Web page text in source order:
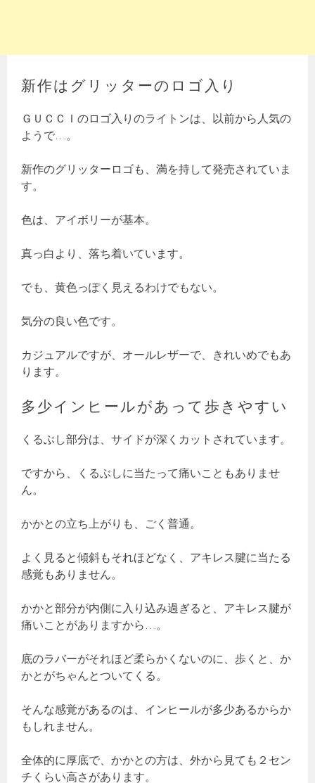
新作はグリッターのロゴ入り
ＧＵＣＣＩのロゴ入りのライトンは、以前から人気の
ようで…。
新作のグリッターロゴも、満を持して発売されていま
す。
色は、アイボリーが基本。
真っ白より、落ち着いています。
でも、黄色っぽく見えるわけでもない。
気分の良い色です。
カジュアルですが、オールレザーで、きれいめでもあ
ります。
多少インヒールがあって歩きやすい
くるぶし部分は、サイドが深くカットされています。
ですから、くるぶしに当たって痛いこともありませ
ん。
かかとの立ち上がりも、ごく普通。
よく見ると傾斜もそれほどなく、アキレス腱に当たる
感覚もありません。
かかと部分が内側に入り込み過ぎると、アキレス腱が
痛いことがありますから…。
底のラバーがそれほど柔らかくないのに、歩くと、か
かとがちゃんとついてくる。
そんな感覚があるのは、インヒールが多少あるからか
もしれません。
全体的に厚底で、かかとの方は、外から見ても２セン
チくらい高さがあります。